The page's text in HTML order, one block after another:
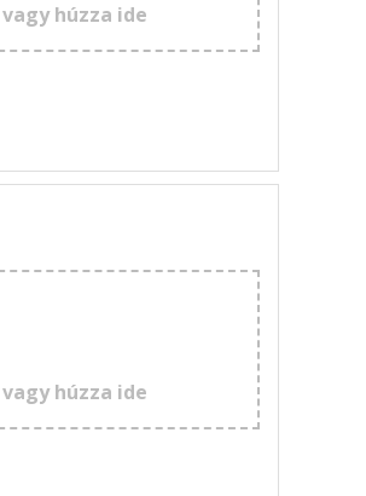
húzza ide
húzza ide